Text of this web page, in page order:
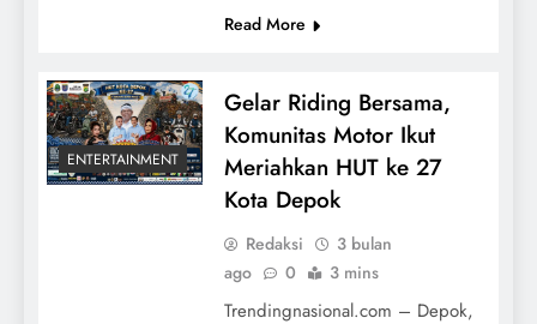
Read More
ENTERTAINMENT
Gelar Riding Bersama,
Komunitas Motor Ikut
Meriahkan HUT ke 27
Kota Depok
Redaksi
3 bulan
ago
0 3 mins
Trendingnasional.com – Depok,